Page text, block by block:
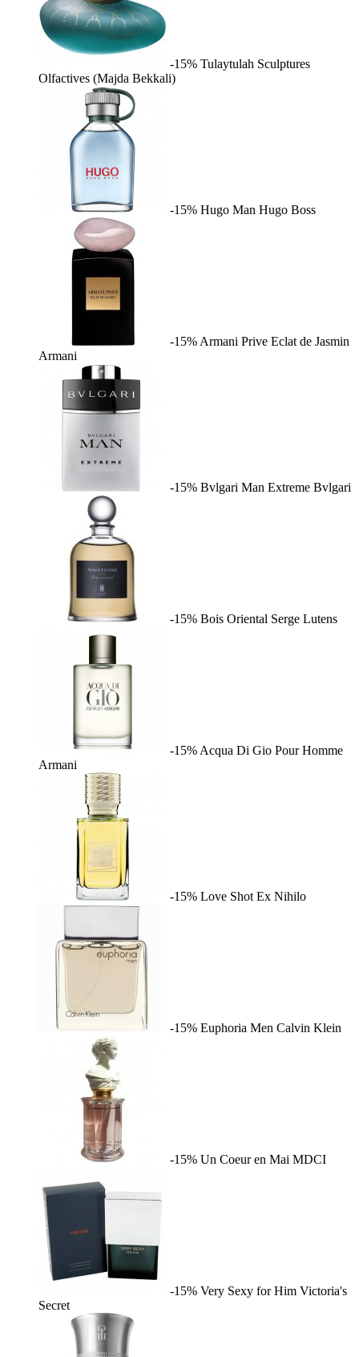
-15% Tulaytulah Sculptures
Olfactives (Majda Bekkali)
-15% Hugo Man Hugo Boss
-15% Armani Prive Eclat de Jasmin
Armani
-15% Bvlgari Man Extreme Bvlgari
-15% Bois Oriental Serge Lutens
-15% Acqua Di Gio Pour Homme
Armani
-15% Love Shot Ex Nihilo
-15% Euphoria Men Calvin Klein
-15% Un Coeur en Mai MDCI
-15% Very Sexy for Him Victoria's
Secret